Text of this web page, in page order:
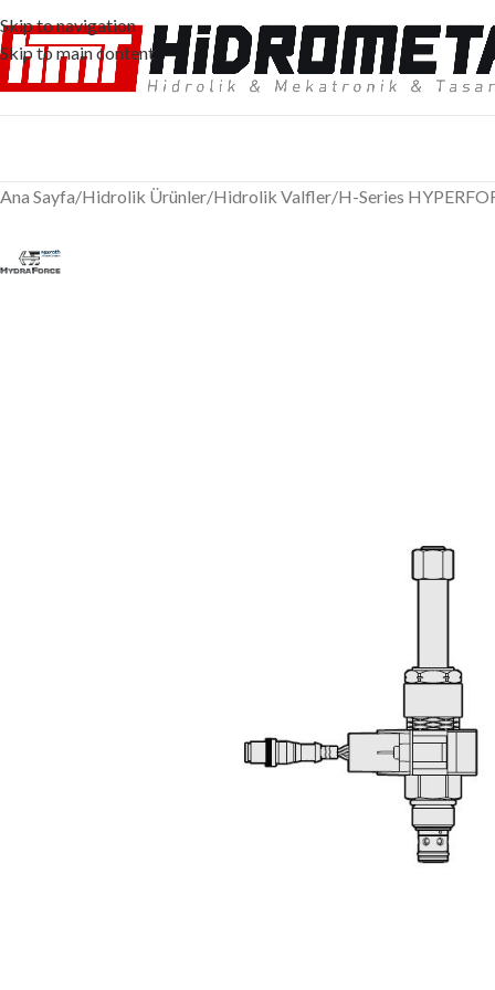
Skip to navigation
Skip to main content
Ana Sayfa/Hidrolik Ürünler/Hidrolik Valfler/H-Series